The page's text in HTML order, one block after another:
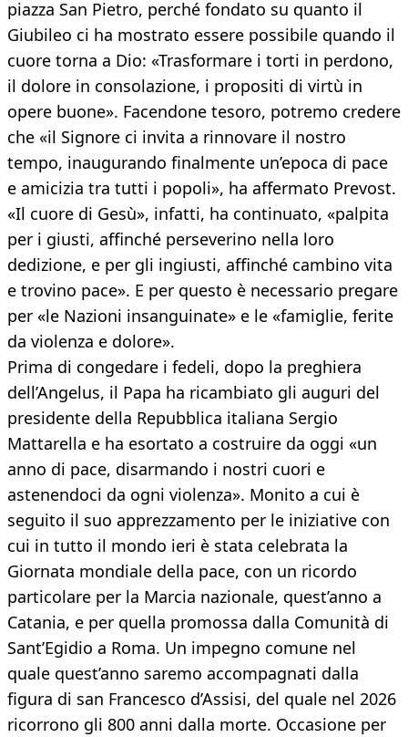
piazza San Pietro, perché fondato su quanto il
Giubileo ci ha mostrato essere possibile quando il
cuore torna a Dio: «Trasformare i torti in perdono,
il dolore in consolazione, i propositi di virtù in
opere buone». Facendone tesoro, potremo credere
che «il Signore ci invita a rinnovare il nostro
tempo, inaugurando finalmente un’epoca di pace
e amicizia tra tutti i popoli», ha affermato Prevost.
«Il cuore di Gesù», infatti, ha continuato, «palpita
per i giusti, affinché perseverino nella loro
dedizione, e per gli ingiusti, affinché cambino vita
e trovino pace». E per questo è necessario pregare
per «le Nazioni insanguinate» e le «famiglie, ferite
da violenza e dolore».
Prima di congedare i fedeli, dopo la preghiera
dell’Angelus, il Papa ha ricambiato gli auguri del
presidente della Repubblica italiana Sergio
Mattarella e ha esortato a costruire da oggi «un
anno di pace, disarmando i nostri cuori e
astenendoci da ogni violenza». Monito a cui è
seguito il suo apprezzamento per le iniziative con
cui in tutto il mondo ieri è stata celebrata la
Giornata mondiale della pace, con un ricordo
particolare per la Marcia nazionale, quest’anno a
Catania, e per quella promossa dalla Comunità di
Sant’Egidio a Roma. Un impegno comune nel
quale quest’anno saremo accompagnati dalla
figura di san Francesco d’Assisi, del quale nel 2026
ricorrono gli 800 anni dalla morte. Occasione per